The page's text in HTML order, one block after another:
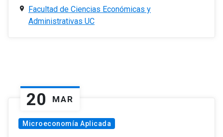
Facultad de Ciencias Económicas y
Administrativas UC
20 MAR
Microeconomía Aplicada